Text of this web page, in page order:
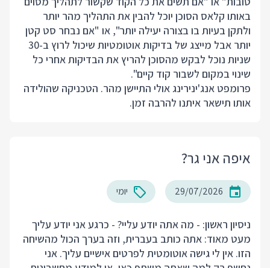
באותו קלאס הסוכן יוכל להבין את התהליך מהר יותר
ולתקן בעיות בו בצורה יעילה יותר", או "אם נבחר סט קטן
יותר אבל מייצג של בדיקות אוטומטיות שיכול לרוץ ב-30
שניות נוכל לבקש מהסוכן להריץ את הבדיקות אחרי כל
שינוי במקום לשבור קוד קיים".
פרומפט אנג'ינירינג אולי התיישן מהר. הטכניקה שהולידה
אותו תישאר איתנו להרבה זמן.
איפה אני גר?
29/07/2026 יומי
ניסיון ראשון: - מה אתה יודע עליי? - כרגע אני יודע עליך
מעט מאוד: אתה כותב בעברית, וזה בערך הכול מהשיחה
הזו. אין לי גישה אוטומטית לפרטים אישיים עליך. אני